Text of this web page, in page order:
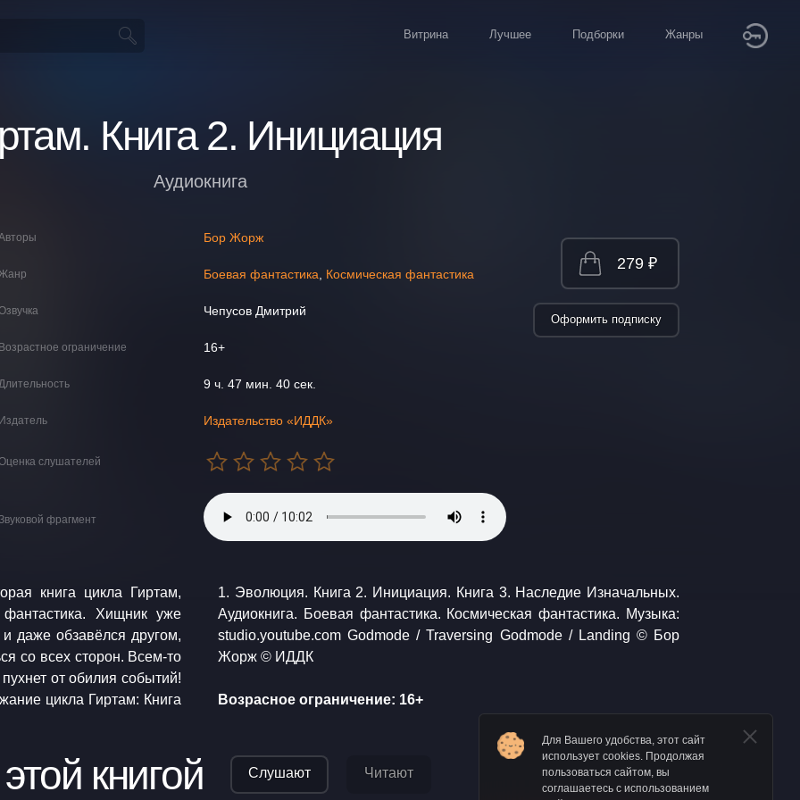
Витрина Лучшее Подборки Жанры
Книга 2. Инициация
Аудиокнига
Бор Жорж
Боевая фантастика Космическая фантастика
Чепусов Дмитрий
ограничение 16+
9 ч. 47 мин. 40 сек.
Издательство «ИДДК»
слушателей
фрагмент
279 ₽
Оформить подписку
книга цикла Гиртам,
Хищник уже
даже обзавёлся другом,
со всех сторон. Всем-то
от обилия событий!
Наследие Изначальных.
фантастика. Музыка:
Godmode / Landing © Бор
Жорж © ИДДК
Возрасное ограничение: 16+
книгой Слушают Читают
Для Вашего удобства, этот сайт
использует cookies. Продолжая
пользоваться сайтом, вы
соглашаетесь с использованием